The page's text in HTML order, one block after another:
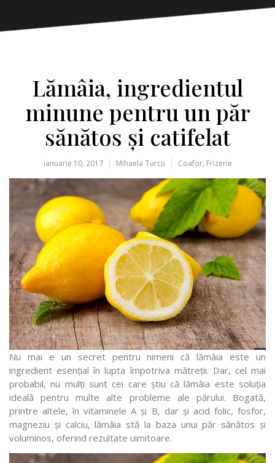
Lămâia, ingredientul
minune pentru un păr
sănătos și catifelat
ianuarie 10, 2017 Mihaela Turcu Coafor, Frizerie
Nu mai e un secret pentru nimeni că lămâia este un
ingredient esențial în lupta împotriva mătreții. Dar, cel mai
probabil, nu mulți sunt cei care știu că lămâia este soluția
ideală pentru multe alte probleme ale părului. Bogată,
printre altele, în vitaminele A și B, dar și acid folic, fosfor,
magneziu și calciu, lămâia stă la baza unui păr sănătos și
voluminos, oferind rezultate uimitoare.